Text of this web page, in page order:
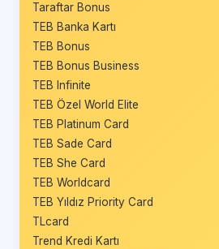
Taraftar Bonus
TEB Banka Kartı
TEB Bonus
TEB Bonus Business
TEB Infinite
TEB Özel World Elite
TEB Platinum Card
TEB Sade Card
TEB She Card
TEB Worldcard
TEB Yıldız Priority Card
TLcard
Trend Kredi Kartı